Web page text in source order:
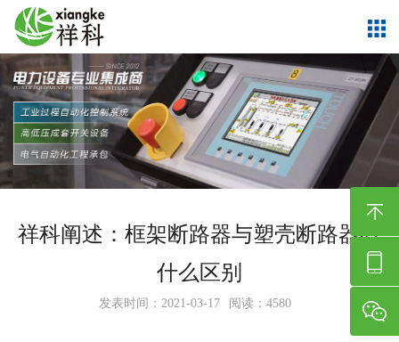
祥科阐述：框架断路器与塑壳断路器有
什么区别
发表时间：2021-03-17 阅读：4580